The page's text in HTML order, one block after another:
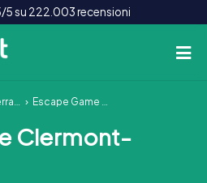
5 su 222.003 recensioni
Escape Game Clermont-Ferrand
Clermont-